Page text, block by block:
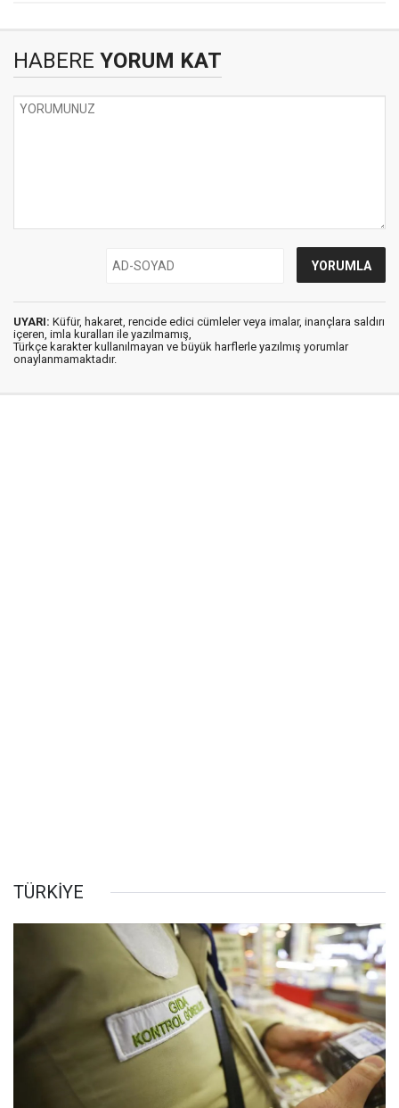
HABERE YORUM KAT
UYARI: Küfür, hakaret, rencide edici cümleler veya imalar, inançlara saldırı
içeren, imla kuralları ile yazılmamış,
Türkçe karakter kullanılmayan ve büyük harflerle yazılmış yorumlar
onaylanmamaktadır.
TÜRKİYE